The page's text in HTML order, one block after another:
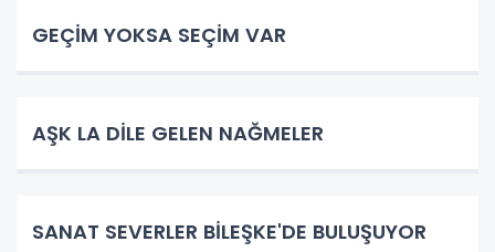
GEÇİM YOKSA SEÇİM VAR
AŞK LA DİLE GELEN NAĞMELER
SANAT SEVERLER BİLEŞKE'DE BULUŞUYOR